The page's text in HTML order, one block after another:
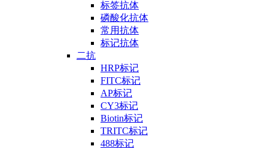
标签抗体
磷酸化抗体
常用抗体
标记抗体
二抗
HRP标记
FITC标记
AP标记
CY3标记
Biotin标记
TRITC标记
488标记